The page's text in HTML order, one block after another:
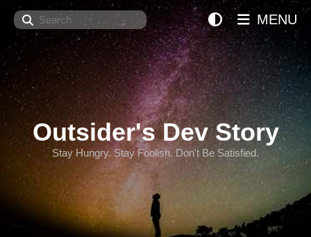
Search
Outsider's Dev Story
Stay Hungry. Stay Foolish. Don't Be Satisfied.
MENU